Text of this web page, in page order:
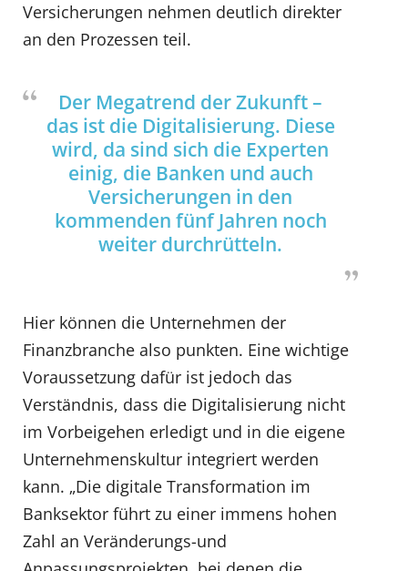
Versicherungen nehmen deutlich direkter
an den Prozessen teil.
Der Megatrend der Zukunft –
das ist die Digitalisierung. Diese
wird, da sind sich die Experten
einig, die Banken und auch
Versicherungen in den
kommenden fünf Jahren noch
weiter durchrütteln.
Hier können die Unternehmen der
Finanzbranche also punkten. Eine wichtige
Voraussetzung dafür ist jedoch das
Verständnis, dass die Digitalisierung nicht
im Vorbeigehen erledigt und in die eigene
Unternehmenskultur integriert werden
kann. „Die digitale Transformation im
Banksektor führt zu einer immens hohen
Zahl an Veränderungs-und